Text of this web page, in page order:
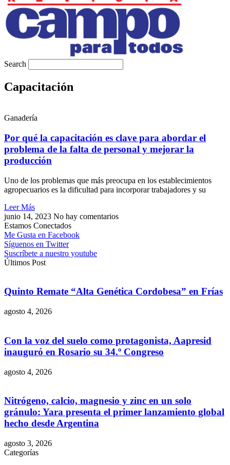
Search
Capacitación
Ganadería
Por qué la capacitación es clave para abordar el
problema de la falta de personal y mejorar la
producción
Uno de los problemas que más preocupa en los establecimientos
agropecuarios es la dificultad para incorporar trabajadores y su
Leer Más
junio 14, 2023 No hay comentarios
Estamos Conectados
Me Gusta en Facebook
Síguenos en Twitter
Suscríbete a nuestro youtube
Últimos Post
Quinto Remate “Alta Genética Cordobesa” en Frías
agosto 4, 2026
Con la voz del suelo como protagonista, Aapresid
inauguró en Rosario su 34.º Congreso
agosto 4, 2026
Nitrógeno, calcio, magnesio y zinc en un solo
gránulo: Yara presenta el primer lanzamiento global
hecho desde Argentina
agosto 3, 2026
Categorías